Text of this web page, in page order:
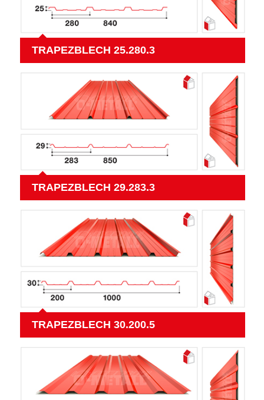
TRAPEZBLECH 25.280.3
TRAPEZBLECH 29.283.3
TRAPEZBLECH 30.200.5